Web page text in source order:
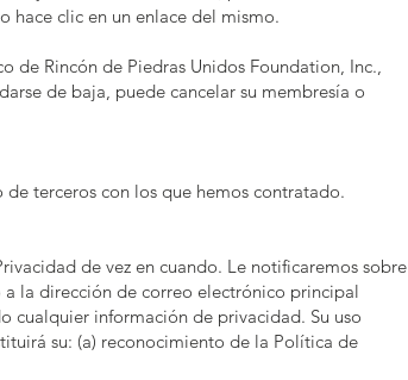
hace clic en un enlace del mismo.
de Rincón de Piedras Unidos Foundation, Inc.,
de baja, puede cancelar su membresía o
terceros con los que hemos contratado.
de vez en cuando. Le notificaremos sobre
la dirección de correo electrónico principal
cualquier información de privacidad. Su uso
su: (a) reconocimiento de la Política de